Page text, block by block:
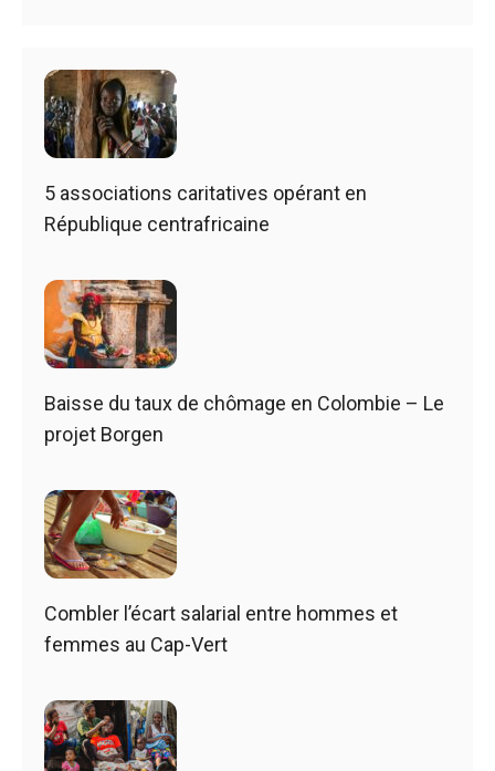
5 associations caritatives opérant en
République centrafricaine
Baisse du taux de chômage en Colombie – Le
projet Borgen
Combler l’écart salarial entre hommes et
femmes au Cap-Vert